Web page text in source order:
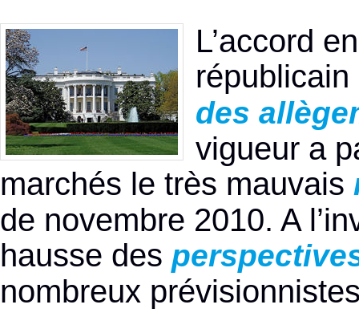
L’accord
des
vigueur a
marchés le très mauvais
de novembre 2010. A
hausse des
nombreux